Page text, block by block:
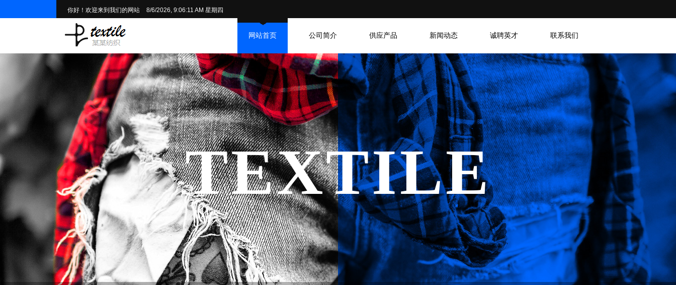
网站首页 公司简介 供应产品 新闻动态 诚聘英才 联系我们
你好！欢迎来到我们的网站 8/6/2026, 9:06:12 AM 星期四
TEXTILE